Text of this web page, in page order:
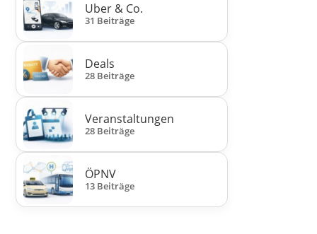
Uber & Co.
31 Beiträge
Deals
28 Beiträge
Veranstaltungen
28 Beiträge
ÖPNV
13 Beiträge